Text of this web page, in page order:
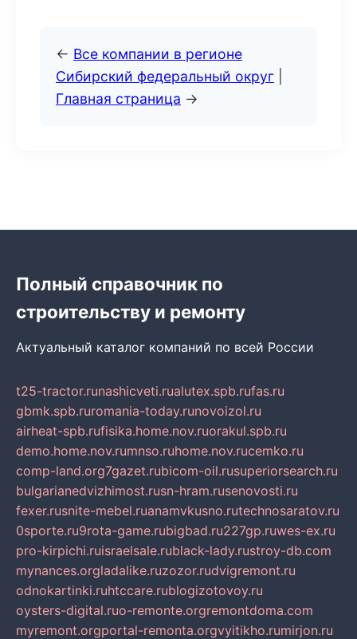
← Все компании в регионе
Сибирский федеральный округ
Главная страница →
Полный справочник по
строительству и ремонту
Актуальный каталог компаний по всей России
t25-tractor.runashicveti.rualutex.spb.rufas.ru
gbmk.spb.ruromania-today.runovoizol.ru
airheat-spb.rufisika.home.nov.ruorakul.spb.ru
demo.home.nov.rumnso.ruhome.nov.rucemko.ru
comp-land.org7gazet.rubicom-oil.rusuperiorsearch.ru
bulgarianedvizhimost.rusn-hram.rusenovosti.ru
fexer.rusnite-mebel.ruanamvkusno.rutechnosaratov.ru
0sporte.ru9rota-game.rubigbad.ru227gp.ruwes-ex.ru
pro-kirpichi.ruisraelsale.rublack-lady.rustroy-db.com
mynances.orgladalike.ruzozor.rudvigremont.ru
odnokartinki.ruhtccare.rublogizotovoy.ru
oysters-digital.ruo-remonte.orgremontdoma.com
myremont.orgportal-remonta.orgvyitikho.rumirjon.ru